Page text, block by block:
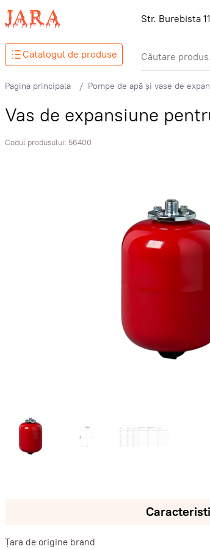
Str. Burebista
Catalogul de produse
Pagina principala Pompe de apă și vase de
Vas de expansiune
Codul produsului: 56400
Țara de origine brand